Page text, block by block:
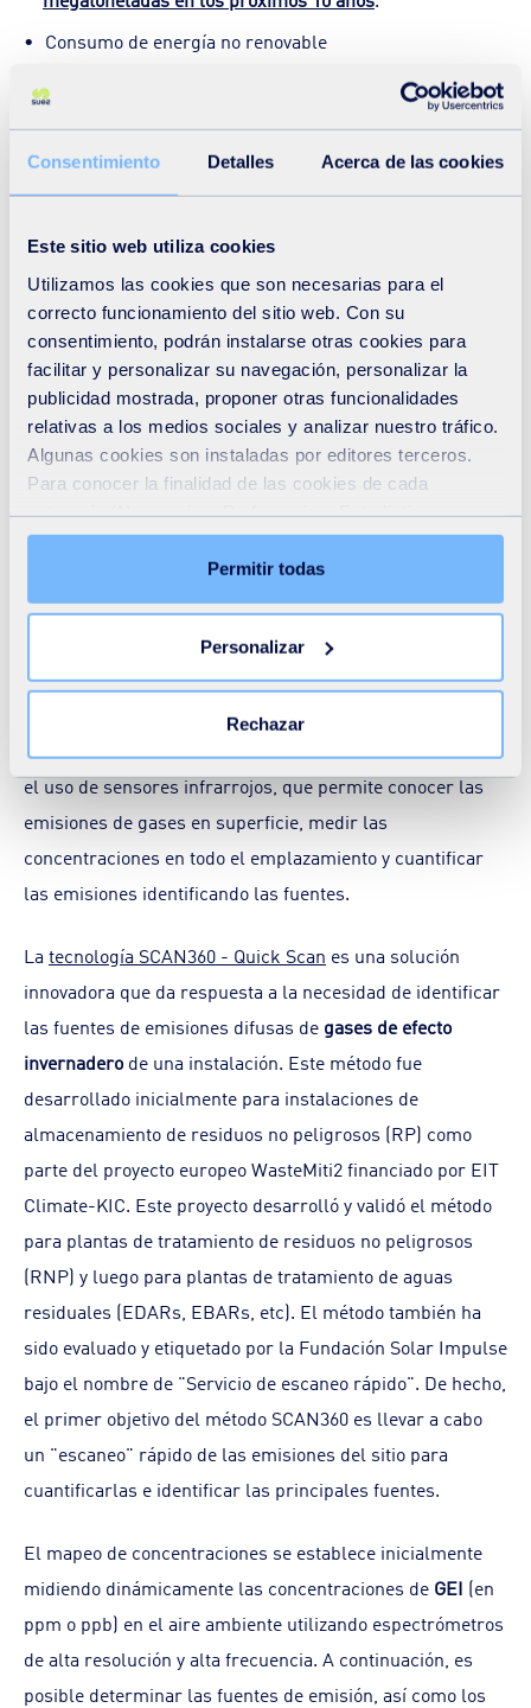
Consentimiento Detalles Acerca de las cookies
Este sitio web utiliza cookies
Utilizamos las cookies que son necesarias para el
correcto funcionamiento del sitio web. Con su
consentimiento, podrán instalarse otras cookies para
facilitar y personalizar su navegación, personalizar la
publicidad mostrada, proponer otras funcionalidades
relativas a los medios sociales y analizar nuestro tráfico.
Algunas cookies son instaladas por editores terceros.
Para conocer la finalidad de las cookies de cada
Marketing), haga clic en la pestaña «Detalles». A través
de ese banner, podrá aceptar o rechazar libremente
todas las cookies o personalizar su instalación. El
una restricción en el acceso al sitio. Puede retirar su
consentimiento en todo momento haciendo clic en el
Permitir todas
Personalizar
Rechazar
Consumo de energía no renovable
calefacción con energías no renovables que potencien
laquema de combustibles dañinospara la atmósfera y
sirvan al efecto invernadero y calentamiento global.
Soluciones SUEZ
En SUEZ hemos desarrollado latecnología SCAN 360 –
Smart Inspection
que permite
detectar y cuantificar los
gases del efecto invernaderopara su posterior registro y
supervisión. Esta tecnología emplea imágenes ópticas
infrarrojas (IR/OGI) para realizar la detección de
potenciales emisiones fugitivas de COVs y biogás, siendo
implementado con éxito tanto en España como a nivel
Así mismo, para la valoración de las emisiones de CH
CO2y N2O en grandes instalaciones o superficies, SUEZ
Air & Climate ha desarrolladoSCAN360 - QUICK SCAN
como una solución innovadora y diferenciadora basada en
el uso de sensores infrarrojos, que permite conocer las
emisiones de gases en superficie, medir las
concentraciones en todo el emplazamiento y cuantificar
las emisiones identificando las fuentes.
La tecnología SCAN360 - Quick Scan es una solución
innovadora que da respuesta a la necesidad de identificar
las fuentes de emisiones difusas de gases de efecto
invernadero de una instalación. Este método fue
desarrollado inicialmente para instalaciones de
almacenamiento de residuos no peligrosos (RP) como
parte del proyecto europeo WasteMiti2 financiado por EIT
Climate-KIC. Este proyecto desarrolló y validó el método
para plantas de tratamiento de residuos no peligrosos
(RNP) y luego para plantas de tratamiento de aguas
residuales (EDARs, EBARs, etc). El método también ha
sido evaluado y etiquetado por la Fundación Solar Impulse
bajo el nombre de "Servicio de escaneo rápido". De hecho,
el primer objetivo del método SCAN360 es llevar a cabo
un "escaneo" rápido de las emisiones del sitio para
cuantificarlas e identificar las principales fuentes.
El mapeo de concentraciones se establece inicialmente
midiendo dinámicamente las concentraciones de GEI (en
ppm o ppb) en el aire ambiente utilizando espectrómetros
de alta resolución y alta frecuencia. A continuación, es
posible determinar las fuentes de emisión, así como los